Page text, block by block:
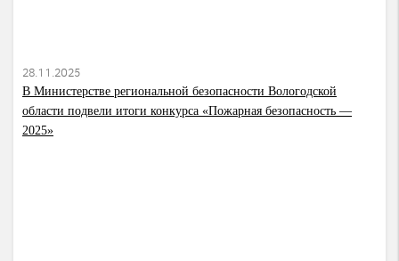
28.11.2025
В Министерстве региональной безопасности Вологодской
области подвели итоги конкурса «Пожарная безопасность —
2025»